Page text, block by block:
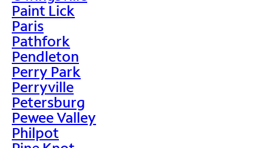
Paint Lick
Paris
Pathfork
Pendleton
Perry Park
Perryville
Petersburg
Pewee Valley
Philpot